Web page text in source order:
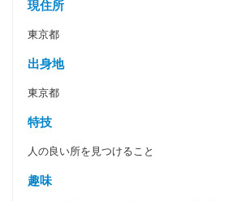
現住所
東京都
出身地
東京都
特技
人の良い所を見つけること
趣味